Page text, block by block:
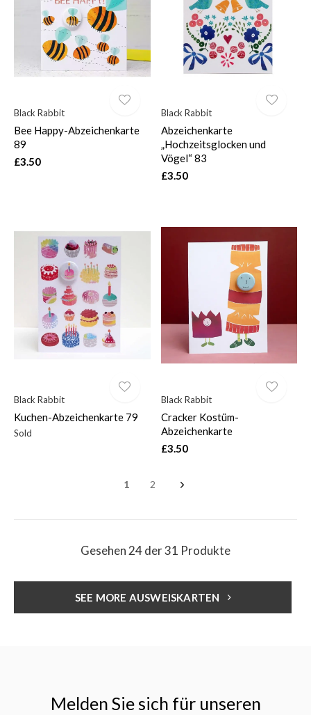
Black Rabbit
Bee Happy-Abzeichenkarte
89
£3.50
Black Rabbit
Abzeichenkarte
„Hochzeitsglocken und
Vögel“ 83
£3.50
Black Rabbit
Kuchen-Abzeichenkarte 79
Sold
Black Rabbit
Cracker Kostüm-
Abzeichenkarte
£3.50
1 2
Gesehen 24 der 31 Produkte
SEE MORE AUSWEISKARTEN
Melden Sie sich für unseren